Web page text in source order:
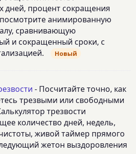
дней, процент сокращения
посмотрите анимированную
сравнивающую
и сокращенный сроки, с
Новый
- Посчитайте точно, как
трезвыми или свободными
трезвости
количество дней, недель,
живой таймер прямого
жетон выздоровления